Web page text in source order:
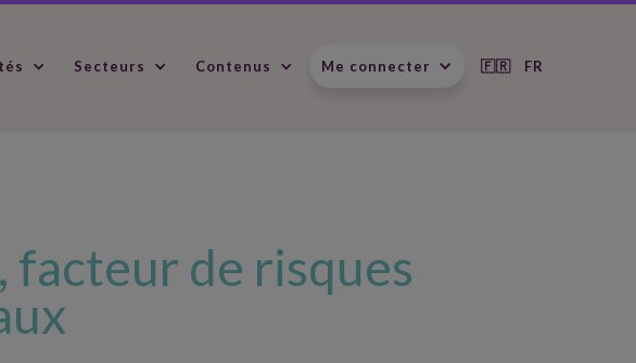
Secteurs Contenus Me connecter 🇫🇷 FR
facteur de risques